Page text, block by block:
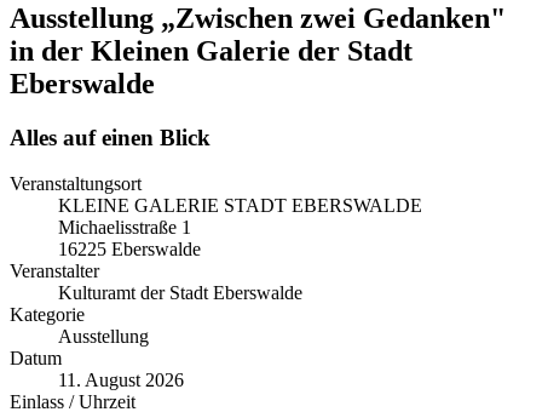
Ausstellung „Zwischen zwei Gedanken"
in der Kleinen Galerie der Stadt
Eberswalde
Alles auf einen Blick
Veranstaltungsort
KLEINE GALERIE STADT EBERSWALDE
Michaelisstraße 1
16225 Eberswalde
Veranstalter
Kulturamt der Stadt Eberswalde
Kategorie
Ausstellung
Datum
11. August 2026
Einlass / Uhrzeit